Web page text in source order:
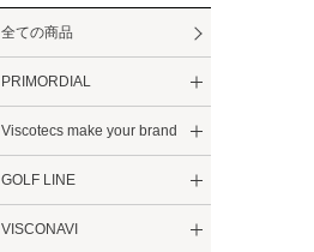
全ての商品
PRIMORDIAL
Viscotecs make your brand
GOLF LINE
VISCONAVI